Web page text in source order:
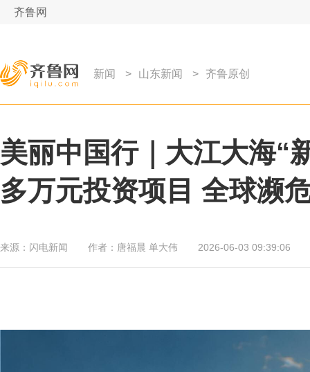
齐鲁网
新闻 > 山东新闻 > 齐鲁原创
美丽中国行｜大江大海“
多万元投资项目 全球濒
来源： 闪电新闻 作者： 唐福晨 单大伟 2026-06-03 09:39:06